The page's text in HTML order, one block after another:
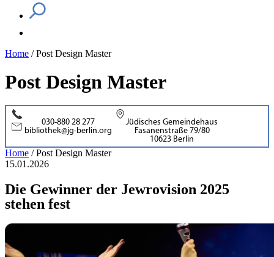
Home /Post Design Master
Post Design Master
030-880 28 277
bibliothek@jg-berlin.org
Jüdisches Gemeindehaus
Fasanenstraße 79/80
10623 Berlin
Home /Post Design Master
15.01.2026
Die Gewinner der Jewrovision 2025
stehen fest